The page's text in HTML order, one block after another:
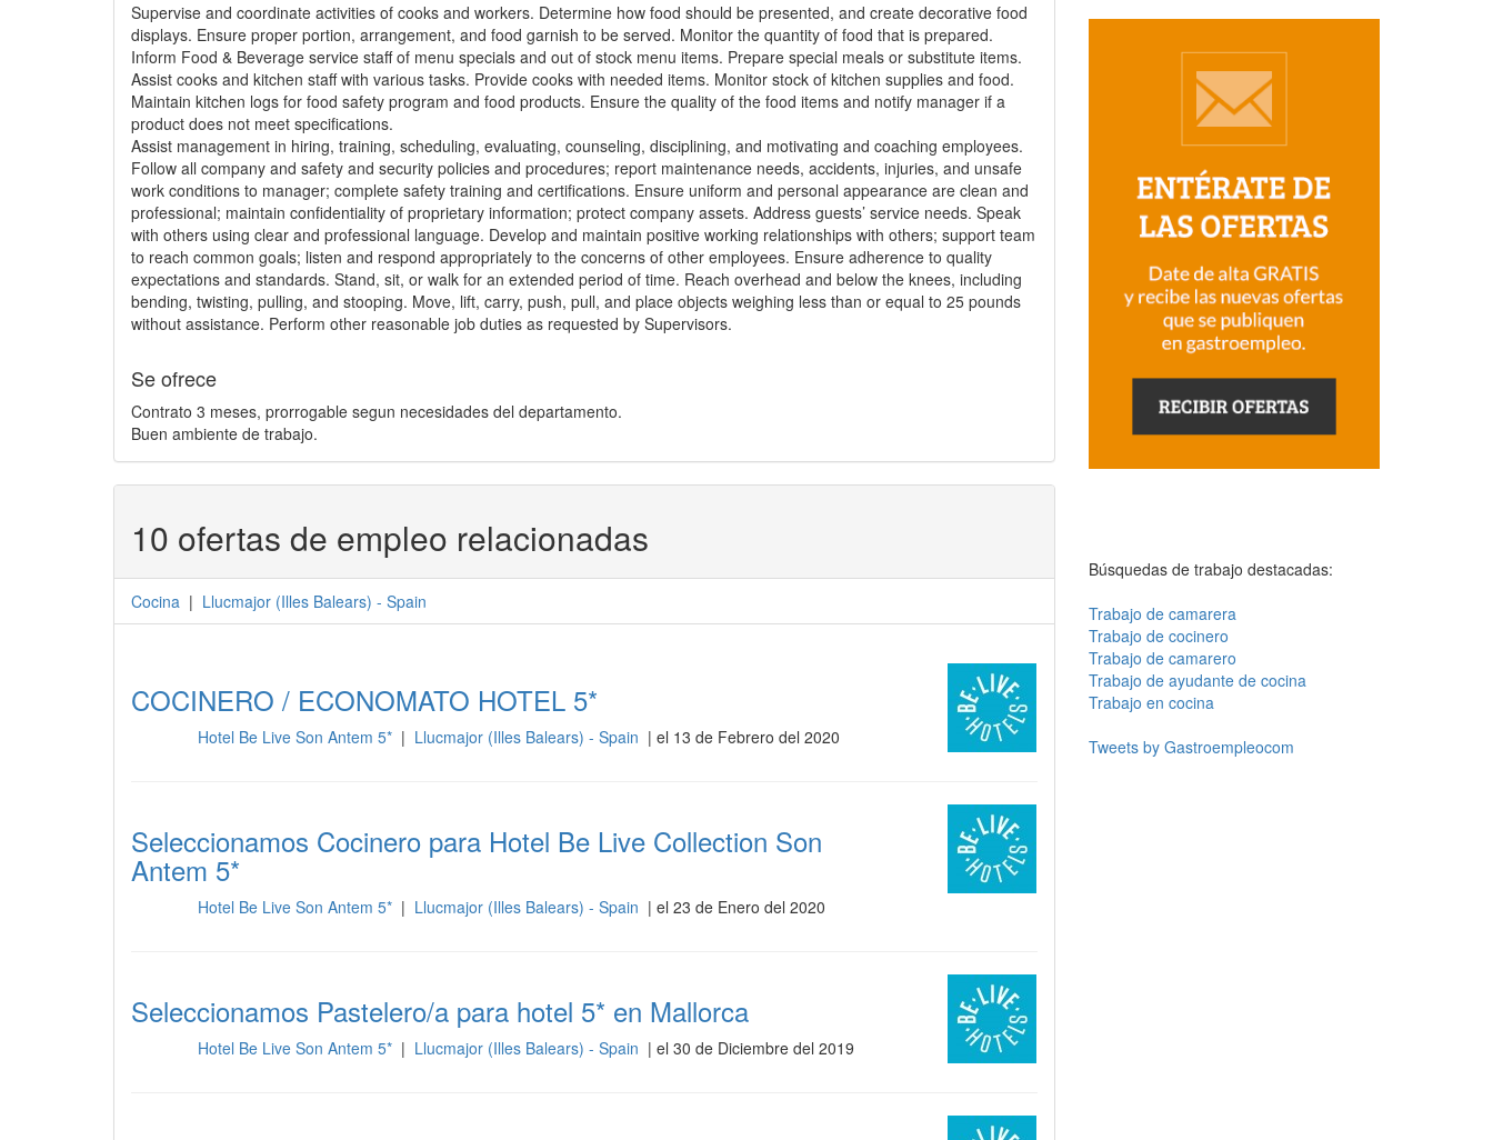
Supervise and coordinate activities of cooks and workers. Determine how food should be presented, and create decorative food
displays. Ensure proper portion, arrangement, and food garnish to be served. Monitor the quantity of food that is prepared.
Inform Food & Beverage service staff of menu specials and out of stock menu items. Prepare special meals or substitute items.
Assist cooks and kitchen staff with various tasks. Provide cooks with needed items. Monitor stock of kitchen supplies and food.
Maintain kitchen logs for food safety program and food products. Ensure the quality of the food items and notify manager if a
product does not meet specifications.
Assist management in hiring, training, scheduling, evaluating, counseling, disciplining, and motivating and coaching employees.
Follow all company and safety and security policies and procedures; report maintenance needs, accidents, injuries, and unsafe
work conditions to manager; complete safety training and certifications. Ensure uniform and personal appearance are clean and
professional; maintain confidentiality of proprietary information; protect company assets. Address guests’ service needs. Speak
with others using clear and professional language. Develop and maintain positive working relationships with others; support team
to reach common goals; listen and respond appropriately to the concerns of other employees. Ensure adherence to quality
expectations and standards. Stand, sit, or walk for an extended period of time. Reach overhead and below the knees, including
bending, twisting, pulling, and stooping. Move, lift, carry, push, pull, and place objects weighing less than or equal to 25 pounds
without assistance. Perform other reasonable job duties as requested by Supervisors.
Se ofrece
Contrato 3 meses, prorrogable segun necesidades del departamento.
Buen ambiente de trabajo.
10 ofertas de empleo relacionadas
Cocina | Llucmajor (Illes Balears) - Spain
COCINERO / ECONOMATO HOTEL 5*
Hotel Be Live Son Antem 5* | Llucmajor (Illes Balears) - Spain | el 13 de Febrero del 2020
Seleccionamos Cocinero para Hotel Be Live Collection Son
Antem 5*
Hotel Be Live Son Antem 5* | Llucmajor (Illes Balears) - Spain | el 23 de Enero del 2020
Seleccionamos Pastelero/a para hotel 5* en Mallorca
Hotel Be Live Son Antem 5* | Llucmajor (Illes Balears) - Spain | el 30 de Diciembre del 2019
Búsquedas de trabajo destacadas:
Trabajo de camarera
Trabajo de cocinero
Trabajo de camarero
Trabajo de ayudante de cocina
Trabajo en cocina
Tweets by Gastroempleocom